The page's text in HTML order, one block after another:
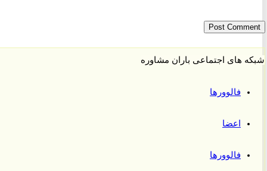
های اجتماعی باران مشاوره
فالوورها
اعضا
فالوورها